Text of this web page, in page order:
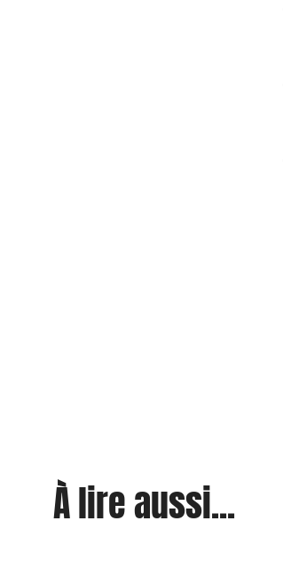
À lire aussi...